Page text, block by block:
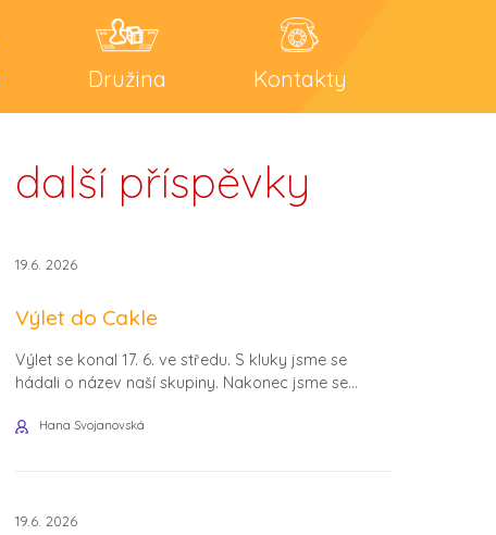
Družina Kontakty
další příspěvky
19.6. 2026
Výlet do Cakle
Výlet se konal 17. 6. ve středu. S kluky jsme se
hádali o název naší skupiny. Nakonec jsme se...
Hana Svojanovská
19.6. 2026